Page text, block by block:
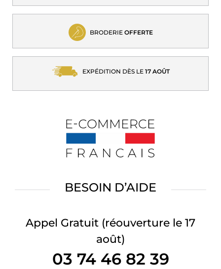
BRODERIE OFFERTE
EXPÉDITION DÈS LE 17 AOÛT
BESOIN D’AIDE
Appel Gratuit (réouverture le 17
août)
03 74 46 82 39